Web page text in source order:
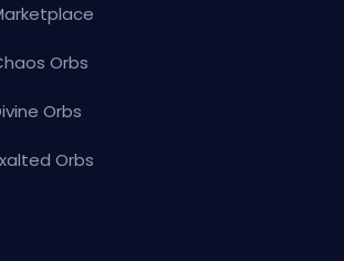
Orbs
Orbs
Orbs